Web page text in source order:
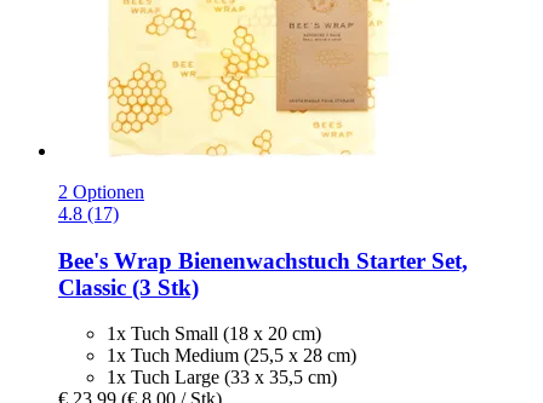
2 Optionen
4.8 (17)
Bee's Wrap Bienenwachstuch Starter Set,
Classic (3 Stk)
1x Tuch Small (18 x 20 cm)
1x Tuch Medium (25,5 x 28 cm)
1x Tuch Large (33 x 35,5 cm)